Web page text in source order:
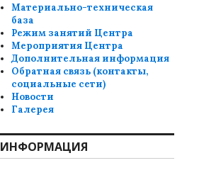
Материально-техническая
база
Режим занятий Центра
Мероприятия Центра
Дополнительная информация
Обратная связь (контакты,
социальные сети)
Новости
Галерея
ИНФОРМАЦИЯ